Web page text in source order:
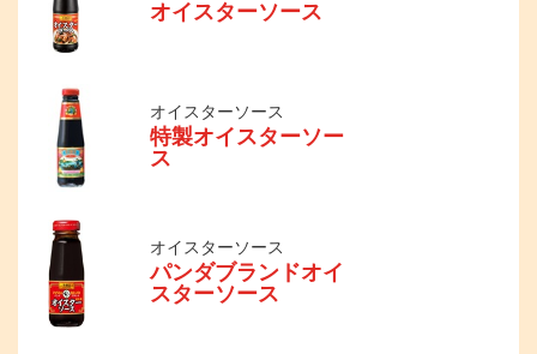
オイスターソース
オイスターソース
特製オイスターソー
ス
オイスターソース
パンダブランドオイ
スターソース